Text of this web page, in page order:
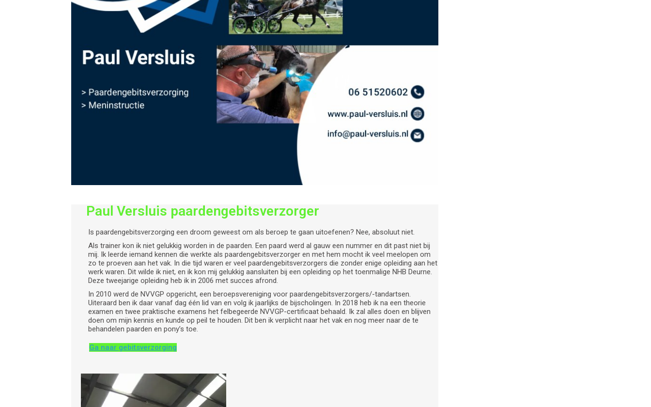
Paul Versluis paardengebitsverzorger
Is paardengebitsverzorging een droom geweest om als beroep te gaan uitoefenen? Nee, absoluut niet.
Als trainer kon ik niet gelukkig worden in de paarden. Een paard werd al gauw een nummer en dit past niet bij
mij. Ik leerde iemand kennen die werkte als paardengebitsverzorger en met hem mocht ik veel meelopen om
zo te proeven aan het vak. In die tijd waren er veel paardengebitsverzorgers die zonder enige opleiding aan het
werk waren. Dit wilde ik niet, en ik kon mij gelukkig aansluiten bij een opleiding op het toenmalige NHB Deurne.
Deze tweejarige opleiding heb ik in 2006 met succes afrond.
In 2010 werd de NVVGP opgericht, een beroepsvereniging voor paardengebitsverzorgers/-tandartsen.
Uiteraard ben ik daar vanaf dag één lid van en volg ik jaarlijks de bijscholingen. In 2018 heb ik na een theorie
examen en twee praktische examens het felbegeerde NVVGP-certificaat behaald. Ik zal alles doen en blijven
doen om mijn kennis en kunde op peil te houden. Dit ben ik verplicht naar het vak en nog meer naar de te
behandelen paarden en pony’s toe.
Ga naar gebitsverzorging